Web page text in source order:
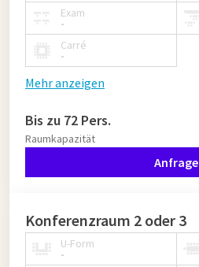
Exam
-
Carré
-
Mehr anzeigen
Bis zu 72 Pers.
Raumkapazität
Anfrage
Konferenzraum 2 oder 3
U-Form
-